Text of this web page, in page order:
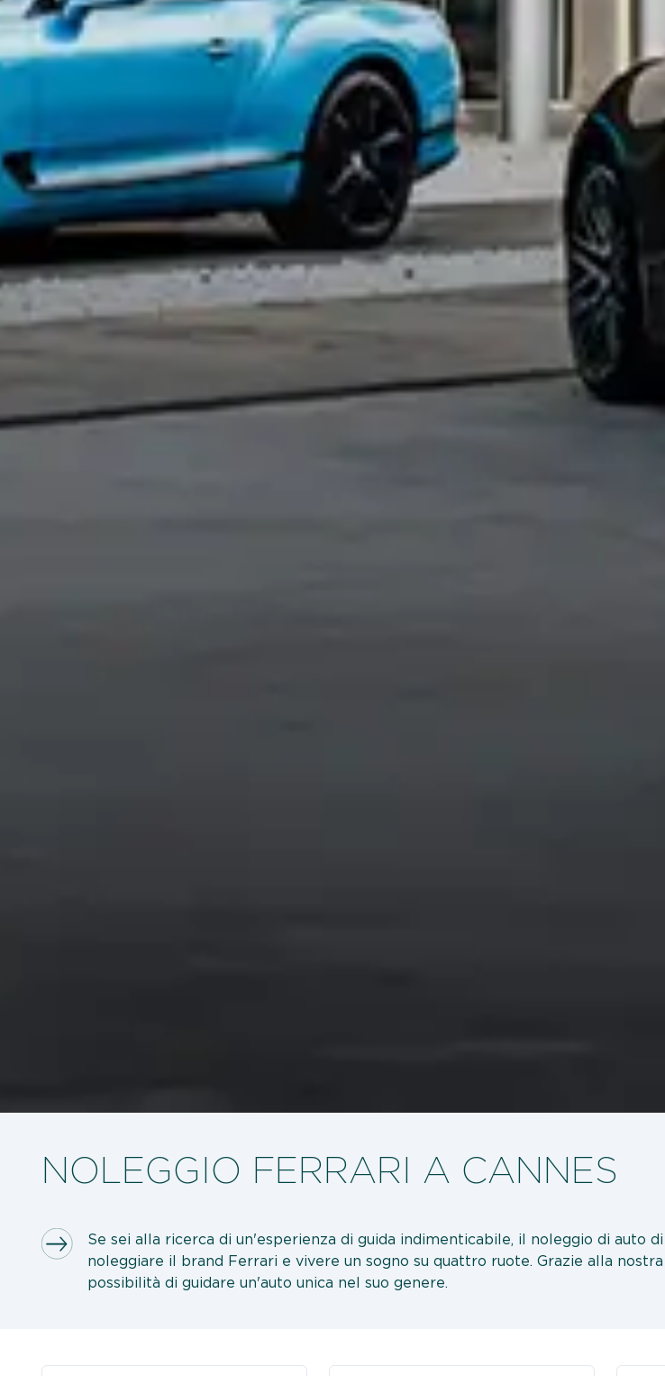
NOLEGGIO FERRARI A CANNES
Se sei alla ricerca di un'esperienza di guida indimenticabile, il noleggio di auto
noleggiare il brand Ferrari e vivere un sogno su quattro ruote. Grazie alla
possibilità di guidare un'auto unica nel suo genere.